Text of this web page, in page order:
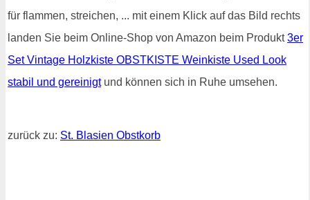
für flammen, streichen, ... mit einem Klick auf das Bild rechts
landen Sie beim Online-Shop von Amazon beim Produkt3er
Set Vintage Holzkiste OBSTKISTE Weinkiste Used Look
stabil und gereinigtund können sich in Ruhe umsehen.
zurück zu: St. Blasien Obstkorb